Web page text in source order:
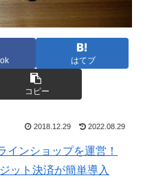
はてブ
コピー
2018.12.29 2022.08.29
ンショップを運営！
ット決済が簡単導入